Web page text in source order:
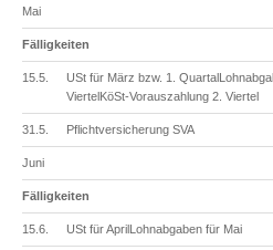
Mai
Fälligkeiten
15.5.
USt für März bzw. 1.
ViertelKöSt-Vorauszahlung 2. Viertel
31.5. Pflichtversicherung SVA
Juni
Fälligkeiten
15.6. USt für AprilLohnabgaben für Mai